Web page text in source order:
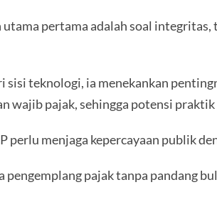
utama pertama adalah soal
sisi teknologi, ia menekankan
wajib pajak, sehingga potensi
perlu menjaga kepercayaan publik
pengemplang pajak tanpa pandang